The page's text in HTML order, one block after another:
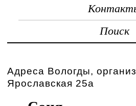
Поиск
Адреса Вологды,
Ярославская 25а